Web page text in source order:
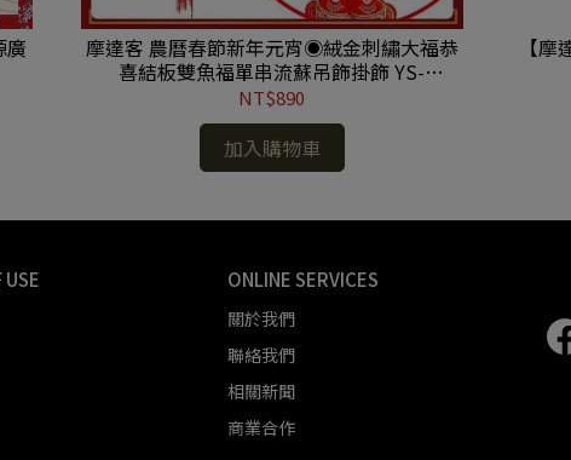
廣
摩達客 農曆春節新年元宵◉絨金刺繡大福恭
喜結板雙魚福單串流蘇吊飾掛飾 YS-
HDC20002
NT$890
加入購物車
【
USE ONLINE SERVICES
關於我們
聯絡我們
相關新聞
商業合作